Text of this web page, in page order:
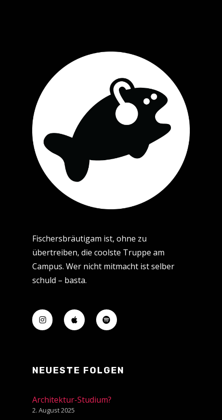
Fischersbräutigam ist, ohne zu
übertreiben, die coolste Truppe am
Campus. Wer nicht mitmacht ist selber
schuld – basta.
NEUESTE FOLGEN
Architektur-Studium?
2. August 2025